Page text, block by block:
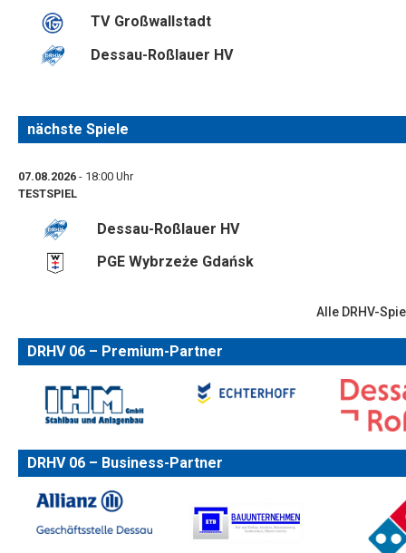
TV Großwallstadt
Dessau-Roßlauer HV
nächste Spiele
07.08.2026 - 18:00 Uhr
TESTSPIEL
Dessau-Roßlauer HV
PGE Wybrzeże Gdańsk
Alle DRHV-
DRHV 06 – Premium-Partner
DRHV 06 – Business-Partner